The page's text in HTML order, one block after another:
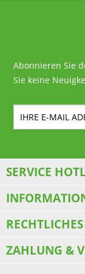
Abonnieren Sie
Sie keine
SERVICE
RECHTLICHES
ZAHLUNG &